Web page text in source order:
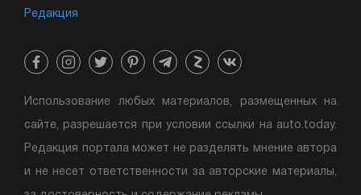
Редакция
Использование любых материалов, размещенных на
сайте, разрешается при условии ссылки на auto.today.
Редакция портала может не разделять мнение автора
и не несет ответственности за авторские материалы,